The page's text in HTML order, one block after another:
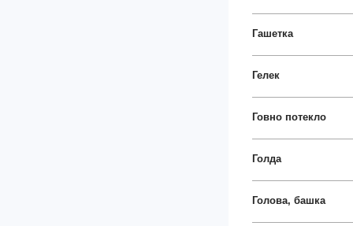
Гашетка
Гелек
Говно потекло
Голда
Голова, башка